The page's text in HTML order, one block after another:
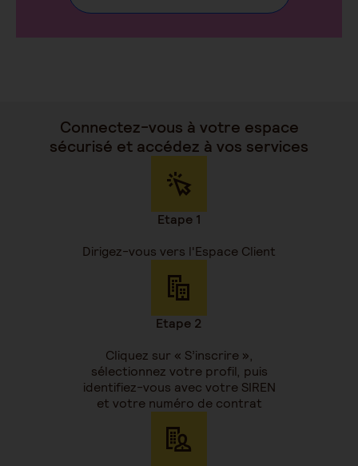
Connectez-vous à votre espace
sécurisé et accédez à vos services
Etape 1
Dirigez-vous vers l'Espace Client
Etape 2
Cliquez sur « S’inscrire »,
sélectionnez votre profil, puis
identifiez-vous avec votre SIREN
et votre numéro de contrat